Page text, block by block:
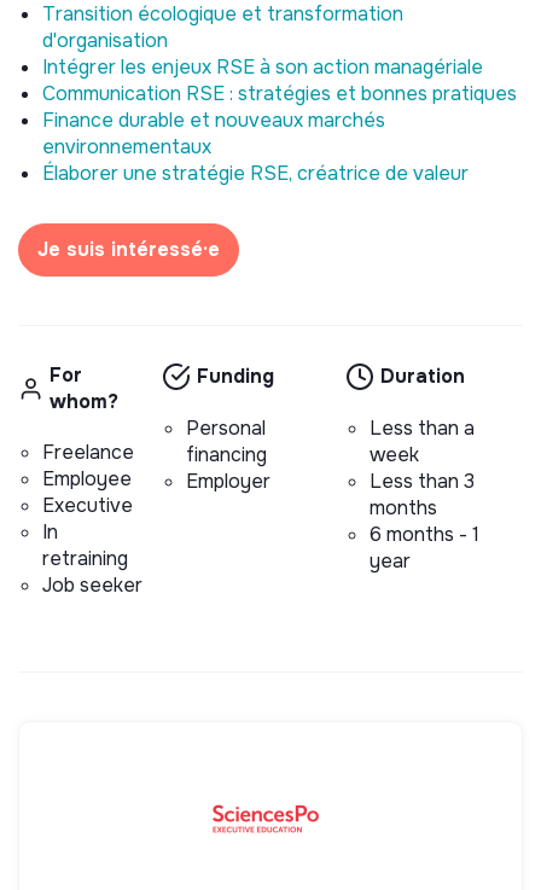
Transition écologique et transformation
d'organisation
Intégrer les enjeux RSE à son action managériale
Communication RSE : stratégies et bonnes pratiques
Finance durable et nouveaux marchés
environnementaux
Élaborer une stratégie RSE, créatrice de valeur
Je suis intéressé·e
For
whom?
Freelance
Employee
Executive
In
retraining
Job seeker
Funding
Personal
financing
Employer
Duration
Less than a
week
Less than 3
months
6 months - 1
year